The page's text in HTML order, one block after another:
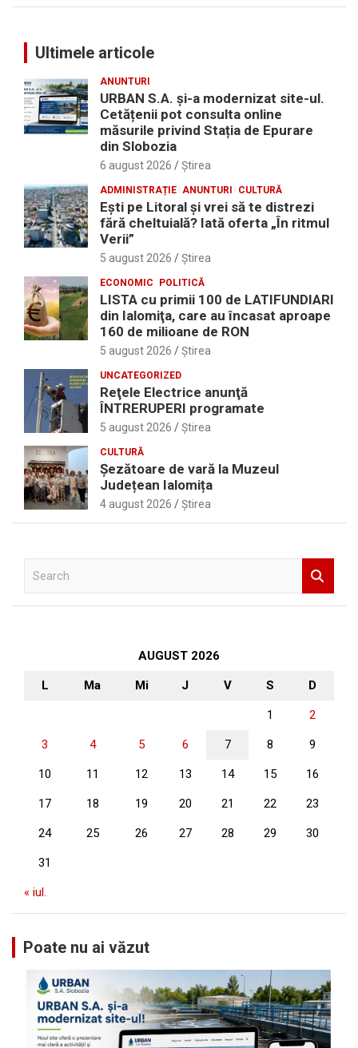
Ultimele articole
ANUNTURI
URBAN S.A. și-a modernizat site-ul.
Cetățenii pot consulta online
măsurile privind Stația de Epurare
din Slobozia
6 august 2026 Ştirea
ADMINISTRAȚIE ANUNTURI CULTURĂ
Eşti pe Litoral şi vrei să te distrezi
fără cheltuială? Iată oferta „În ritmul
Verii”
5 august 2026 Ştirea
ECONOMIC POLITICĂ
LISTA cu primii 100 de LATIFUNDIARI
din Ialomiţa, care au încasat aproape
160 de milioane de RON
5 august 2026 Ştirea
UNCATEGORIZED
Reţele Electrice anunţă
ÎNTRERUPERI programate
5 august 2026 Ştirea
CULTURĂ
Șezătoare de vară la Muzeul
Județean Ialomița
4 august 2026 Ştirea
AUGUST 2026
L Ma Mi J V S D
1 2
3 4 5 6 7 8 9
10 11 12 13 14 15 16
17 18 19 20 21 22 23
24 25 26 27 28 29 30
31
« iul.
Poate nu ai văzut